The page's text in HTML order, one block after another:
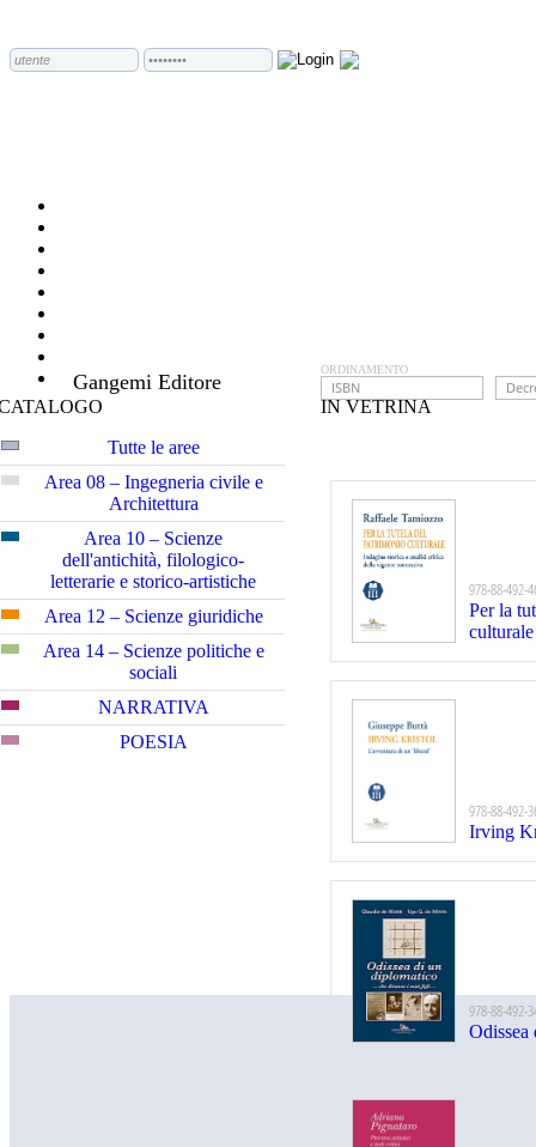
Gangemi Editore
Tutte le aree
Area 08 – Ingegneria civile e
Architettura
Area 10 – Scienze
dell'antichità, filologico-
letterarie e storico-artistiche
Area 12 – Scienze giuridiche
Area 14 – Scienze politiche e
sociali
NARRATIVA
POESIA
IN VETRINA
ORDINAMENTO
978-88-492-
Per la
culturale
978-88-492-
Irving
978-88-492-